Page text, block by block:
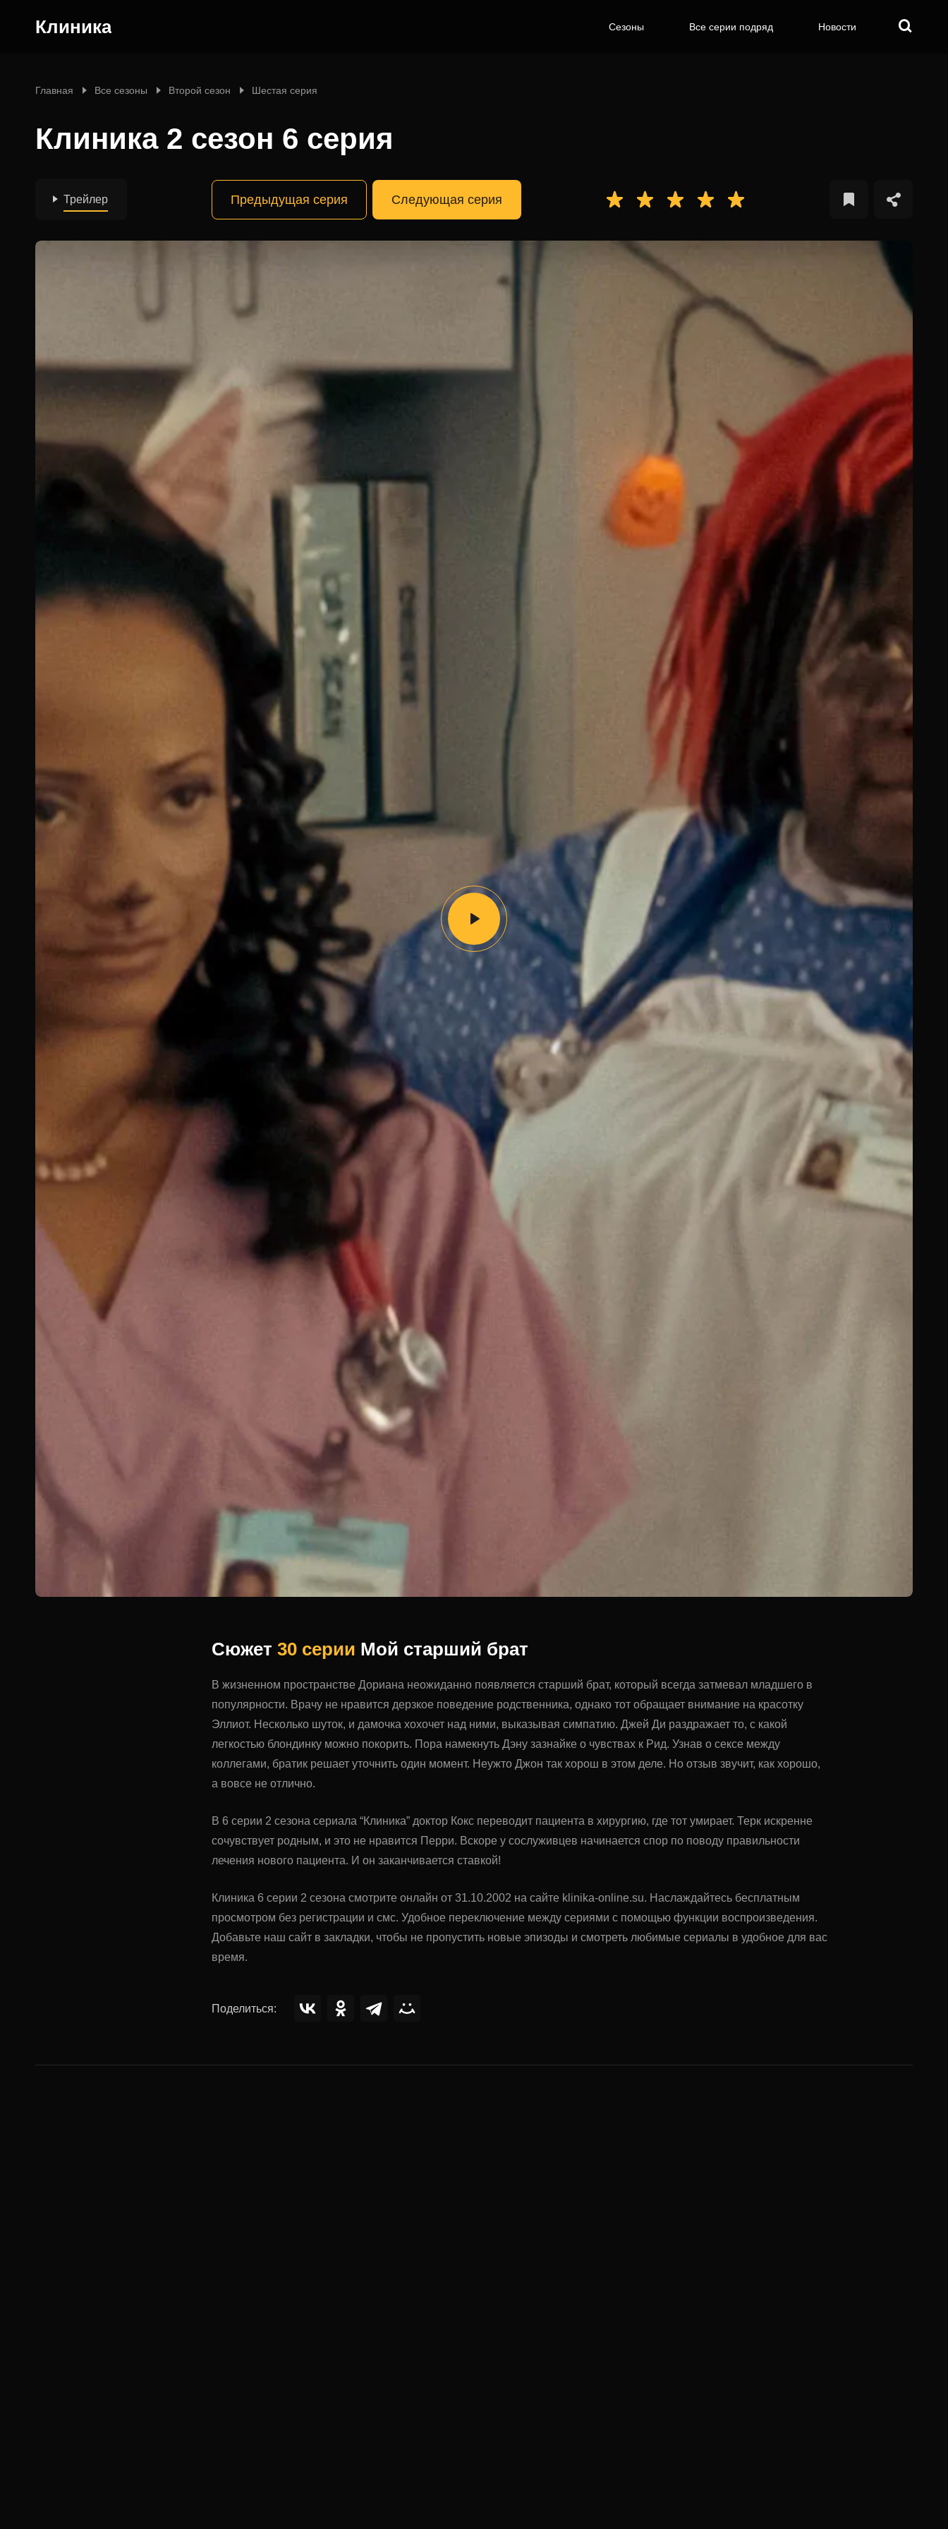
Клиника Сезоны Все серии подряд Новости
Главная Все сезоны Второй сезон Шестая серия
Клиника 2 сезон 6 серия
Трейлер Предыдущая серия Следующая серия
Сюжет 30 серии Мой старший брат
В жизненном пространстве Дориана неожиданно появляется старший брат, который всегда затмевал младшего в
популярности. Врачу не нравится дерзкое поведение родственника, однако тот обращает внимание на красотку
Эллиот. Несколько шуток, и дамочка хохочет над ними, выказывая симпатию. Джей Ди раздражает то, с какой
легкостью блондинку можно покорить. Пора намекнуть Дэну зазнайке о чувствах к Рид. Узнав о сексе между
коллегами, братик решает уточнить один момент. Неужто Джон так хорош в этом деле. Но отзыв звучит, как хорошо,
а вовсе не отлично.
В 6 серии 2 сезона сериала “Клиника” доктор Кокс переводит пациента в хирургию, где тот умирает. Терк искренне
сочувствует родным, и это не нравится Перри. Вскоре у сослуживцев начинается спор по поводу правильности
лечения нового пациента. И он заканчивается ставкой!
Клиника 6 серии 2 сезона смотрите онлайн от 31.10.2002 на сайте klinika-online.su. Наслаждайтесь бесплатным
просмотром без регистрации и смс. Удобное переключение между сериями с помощью функции воспроизведения.
Добавьте наш сайт в закладки, чтобы не пропустить новые эпизоды и смотреть любимые сериалы в удобное для вас
время.
Поделиться: